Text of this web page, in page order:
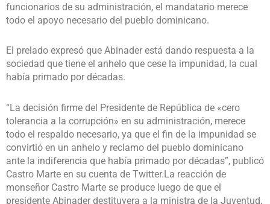
funcionarios de su administración, el mandatario merece
todo el apoyo necesario del pueblo dominicano.
El prelado expresó que Abinader está dando respuesta a la
sociedad que tiene el anhelo que cese la impunidad, la cual
había primado por décadas.
“La decisión firme del Presidente de República de «cero
tolerancia a la corrupción» en su administración, merece
todo el respaldo necesario, ya que el fin de la impunidad se
convirtió en un anhelo y reclamo del pueblo dominicano
ante la indiferencia que había primado por décadas”, publicó
Castro Marte en su cuenta de Twitter.La reacción de
monseñor Castro Marte se produce luego de que el
presidente Abinader destituyera a la ministra de la Juventud,